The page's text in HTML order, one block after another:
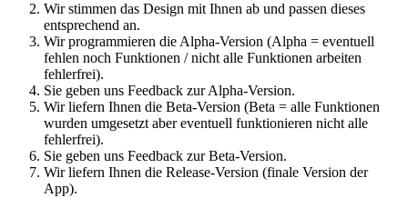
Wir stimmen das Design mit Ihnen ab und passen dieses
entsprechend an.
Wir programmieren die Alpha-Version (Alpha = eventuell
fehlen noch Funktionen / nicht alle Funktionen arbeiten
fehlerfrei).
Sie geben uns Feedback zur Alpha-Version.
Wir liefern Ihnen die Beta-Version (Beta = alle Funktionen
wurden umgesetzt aber eventuell funktionieren nicht alle
fehlerfrei).
Sie geben uns Feedback zur Beta-Version.
Wir liefern Ihnen die Release-Version (finale Version der
App).